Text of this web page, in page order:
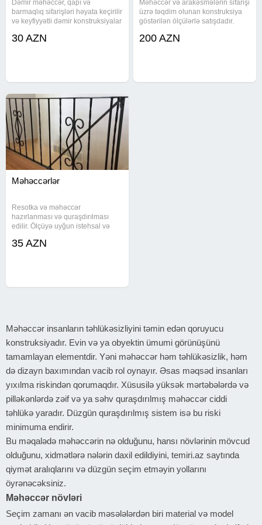
Dəmir məhəccər, qapı və
barmaqlıq sifarişləri həyata keçirilir
və keyfiyyətli dəmir konstruksiyalar
istəyinə uyğun hazırlanaraq
30 AZN
Məhəccər və arakəsmələrin sifarişi
üzrə təqdim olunan konstruksiya
göstərilən ölçülərlə satışdadır.
hazırlanıb və istifadəyə hazır
200 AZN
Məhəccərlər
Resotka və məhəccər
hazırlanması və quraşdırılması
edilir. Ölçüyə uyğun istehsal və
Müştəriyə uyğun seçim üçün
35 AZN
Məhəccər insanların təhlükəsizliyini təmin edən qoruyucu
konstruksiyadır. Evin və ya obyektin ümumi görünüşünü
tamamlayan elementdir. Yəni məhəccər həm təhlükəsizlik, həm
də dizayn baxımından vacib rol oynayır. Əsas məqsəd insanları
yıxılma riskindən qorumaqdır. Xüsusilə yüksək mərtəbələrdə və
pilləkənlərdə zəif və ya səhv quraşdırılmış məhəccər ciddi
təhlükə yaradır. Düzgün quraşdırılmış sistem isə bu riski
minimuma endirir.
Bu məqalədə məhəccərin nə olduğunu, hansı növlərinin mövcud
olduğunu, xidmətlərə nələrin daxil edildiyini, temiri.az saytında
qiymət aralıqlarını və düzgün seçim etməyin yollarını
öyrənəcəksiniz.
Məhəccər növləri
Seçim zamanı ən vacib məsələlərdən biri material və model